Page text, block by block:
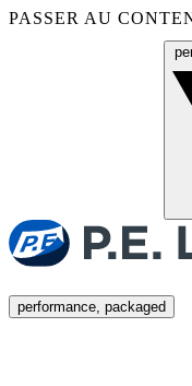
PASSER AU
performance, packaged